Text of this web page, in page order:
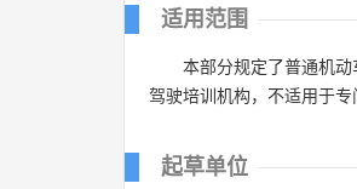
适用范围
本部分规定了普通机
驾驶培训机构，不适用于
起草单位